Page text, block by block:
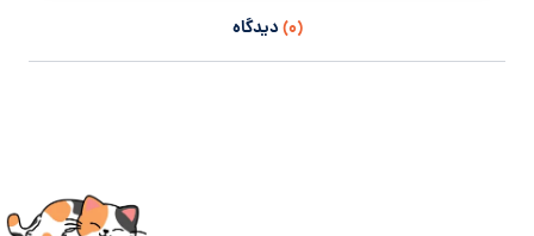
(۰) دیدگاه